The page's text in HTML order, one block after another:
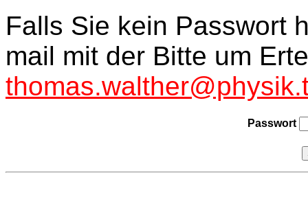
Falls Sie kein Passwort
mail mit der Bitte um
Passwort